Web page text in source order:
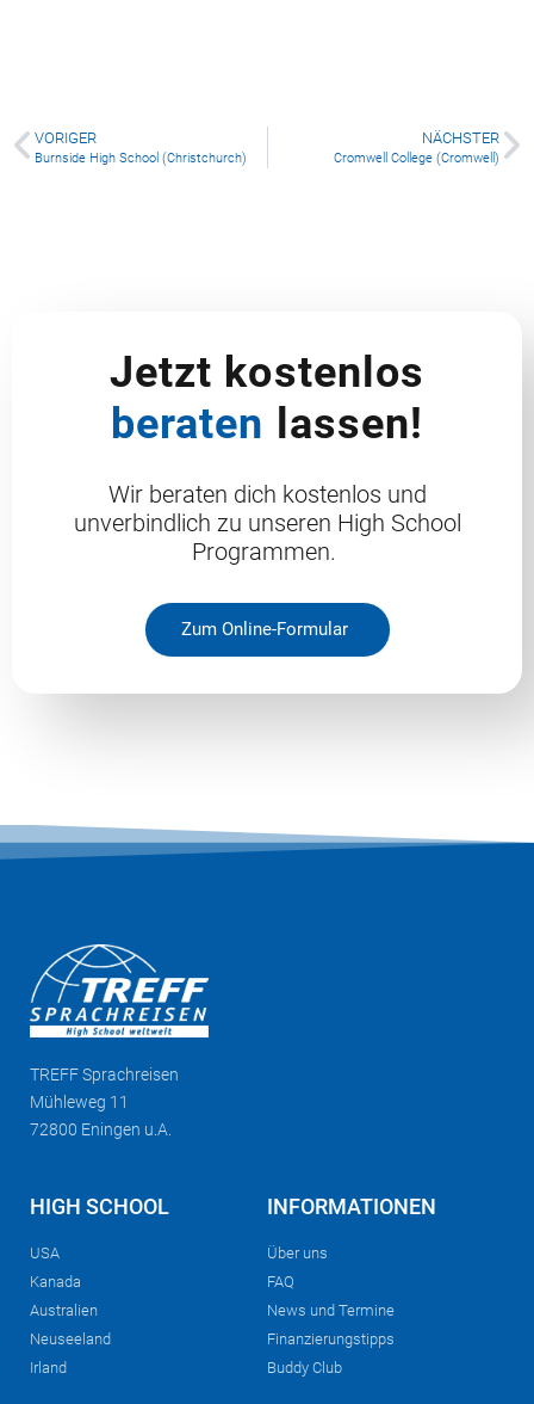
VORIGER
Burnside High School (Christchurch)
NÄCHSTER
Cromwell College (Cromwell)
Jetzt kostenlos
beraten lassen!
Wir beraten dich kostenlos und
unverbindlich zu unseren High School
Programmen.
Zum Online-Formular
TREFFSprachreisen
Mühleweg 11
72800 Eningen u.A.
HIGH SCHOOL
USA
Kanada
Australien
Neuseeland
Irland
INFORMATIONEN
Über uns
FAQ
News und Termine
Finanzierungstipps
Buddy Club